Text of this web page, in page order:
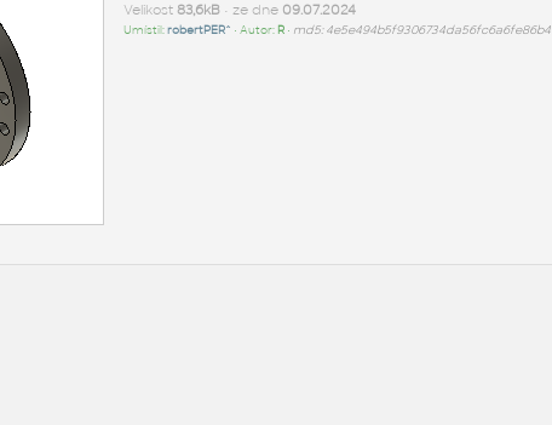
Velikost 83,6kB• ze dne 09.07.2024
Umístil:robertPER^ • Autor: R• md5: 4e5e494b5f9306734da56fc6a6fe86b4